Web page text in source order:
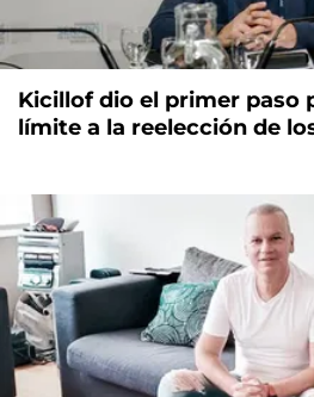
Kicillof dio el primer paso
límite a la reelección de